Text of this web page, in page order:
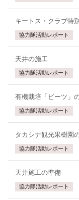
キートス・クラブ特
協力隊活動レポート
天井の施工
協力隊活動レポート
有機栽培「ビーツ」
協力隊活動レポート
タカシナ観光果樹園
協力隊活動レポート
天井施工の準備
協力隊活動レポート